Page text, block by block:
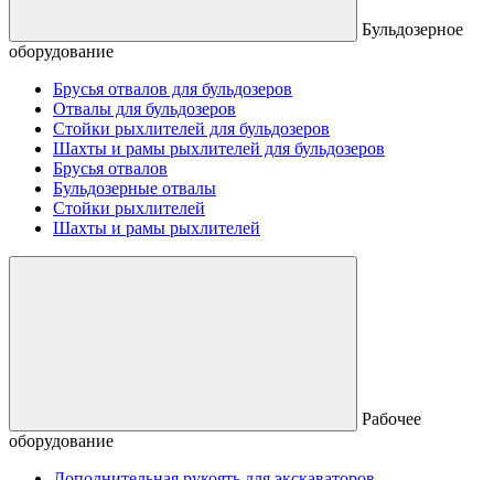
Бульдозерное
оборудование
Брусья отвалов для бульдозеров
Отвалы для бульдозеров
Стойки рыхлителей для бульдозеров
Шахты и рамы рыхлителей для бульдозеров
Брусья отвалов
Бульдозерные отвалы
Стойки рыхлителей
Шахты и рамы рыхлителей
Рабочее
оборудование